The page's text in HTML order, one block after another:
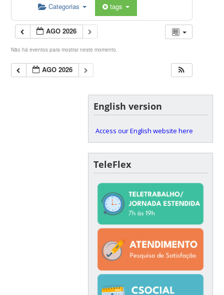
Categorias tags
AGO 2026
Não há eventos para mostrar neste momento.
AGO 2026
English version
Access our English website here
TeleFlex